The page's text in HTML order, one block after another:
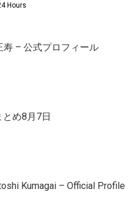
Hours
寿 – 公式プロフィール
とめ8月7日
Kumagai – Official Profile